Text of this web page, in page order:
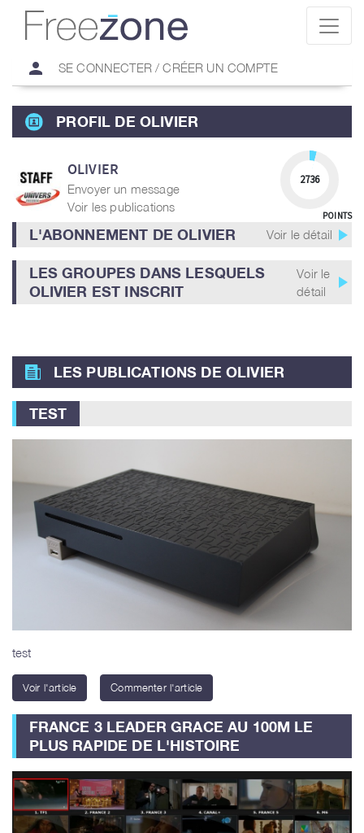
person SE CONNECTER / CRÉER UN COMPTE
PROFIL DE OLIVIER
OLIVIER
Envoyer un message
Voir les publications
2736
POINTS
L'ABONNEMENT DE OLIVIER Voir le détail play_arrow
LES GROUPES DANS LESQUELS
OLIVIER EST INSCRIT
Voir le
détail
play_arrow
LES PUBLICATIONS DE OLIVIER
TEST
test
Voir l'article Commenter l'article
FRANCE 3 LEADER GRACE AU 100M LE
PLUS RAPIDE DE L'HISTOIRE